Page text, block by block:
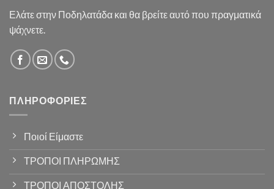
Ελάτε στην Ποδηλατάδα και θα βρείτε αυτό που πραγματικά
ψάχνετε.
ΠΛΗΡΟΦΟΡΊΕΣ
Ποιοί Είμαστε
ΤΡΟΠΟΙ ΠΛΗΡΩΜΗΣ
ΤΡΟΠΟΙ ΑΠΟΣΤΟΛΗΣ